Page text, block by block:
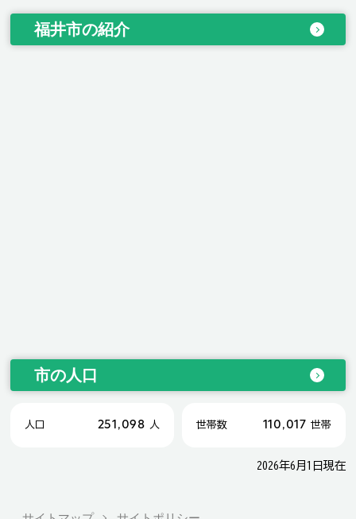
福井市の紹介
市の人口
人口 251,098 人 世帯数 110,017 世帯
2026年6月1日現在